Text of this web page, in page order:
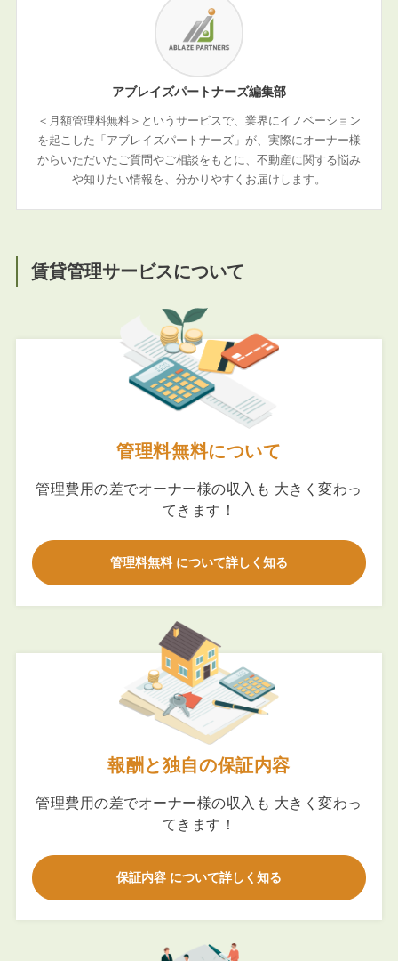
アブレイズパートナーズ編集部
＜月額管理料無料＞というサービスで、業界にイノベーション
を起こした「アブレイズパートナーズ」が、実際にオーナー様
からいただいたご質問やご相談をもとに、不動産に関する悩み
や知りたい情報を、分かりやすくお届けします。
賃貸管理サービスについて
管理料無料について
管理費用の差でオーナー様の収入も 大きく変わっ
てきます！
管理料無料 について詳しく知る
報酬と独自の保証内容
管理費用の差でオーナー様の収入も 大きく変わっ
てきます！
保証内容 について詳しく知る